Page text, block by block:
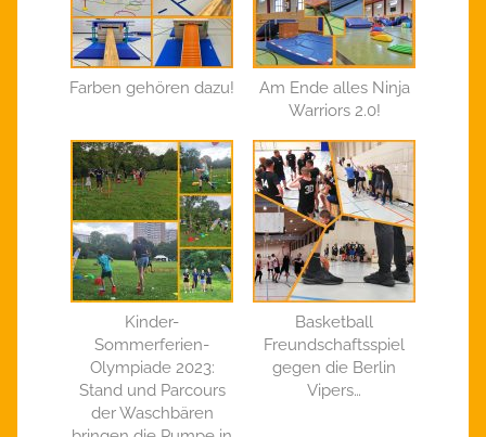
Farben gehören dazu!
Am Ende alles Ninja
Warriors 2.0!
Kinder-
Sommerferien-
Olympiade 2023:
Stand und Parcours
der Waschbären
Basketball
Freundschaftsspiel
gegen die Berlin
Vipers…